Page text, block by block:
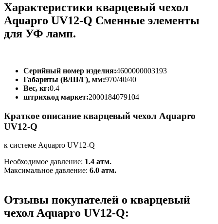
Характеристики кварцевый чехол
Aquapro UV12-Q Сменные элементы
для УФ ламп.
Серийный номер изделия:4600000003193
Габариты (В/Ш/Г), мм:970/40/40
Вес, кг:0.4
штрихкод маркет:2000184079104
Краткое описание кварцевый чехол Aquapro
UV12-Q
к системе Aquapro UV12-Q
Необходимое давление: 1.4 атм.
Максимальное давление: 6.0 атм.
Отзывы покупателей о кварцевый
чехол Aquapro UV12-Q: